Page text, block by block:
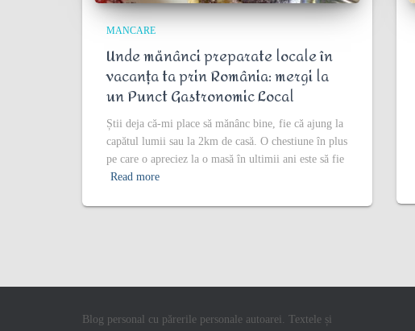
MANCARE
Unde mănânci preparate locale în
vacanța ta prin România: mergi la
un Punct Gastronomic Local
Știi deja că-mi place să mănânc bine, fie că ajung la
capătul lumii sau la 2km de casă. O chestiune în plus
pe care o apreciez la o masă în ultimii ani este să fie
Read more
Blog personal cu părerile personale autoarei. Textele și